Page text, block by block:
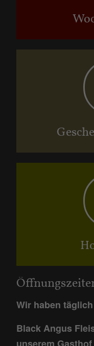
Wir haben
Black Angus
unserem Gasthof